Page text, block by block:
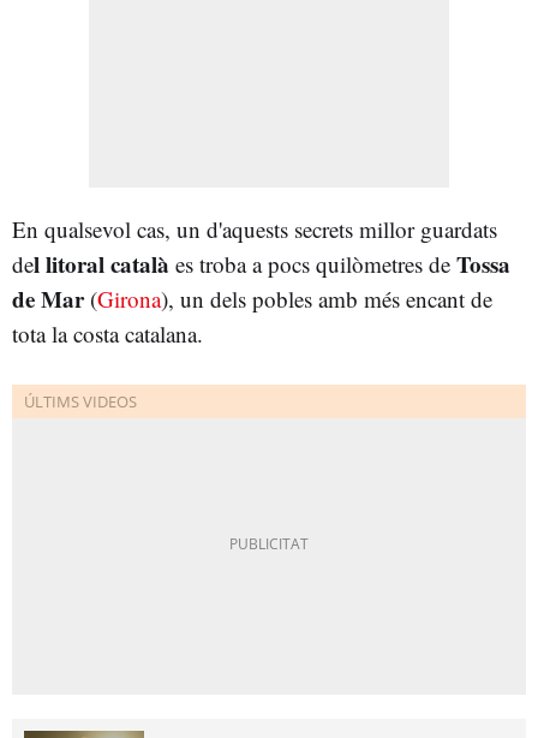
En qualsevol cas, un d'aquests secrets millor guardats
del litoral català es troba a pocs quilòmetres de Tossa
de Mar (Girona), un dels pobles amb més encant de
tota la costa catalana.